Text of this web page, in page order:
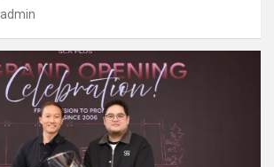
admin